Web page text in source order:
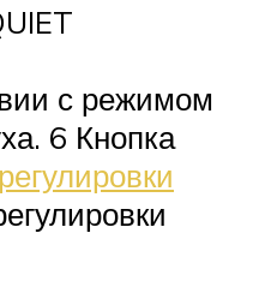
с режимом
6 Кнопка